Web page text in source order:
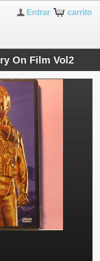
carrito
Entrar
On Film Vol2